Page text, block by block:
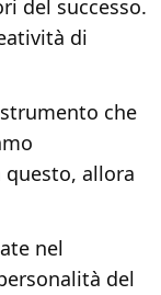
del successo.
di
che
allora
nel
del